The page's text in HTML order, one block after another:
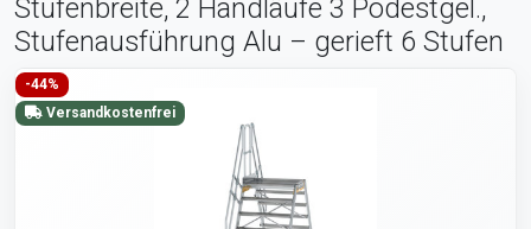
Stufenbreite, 2 Handläufe 3 Podestgel.,
Stufenausführung Alu – gerieft 6 Stufen
-44%
Versandkostenfrei